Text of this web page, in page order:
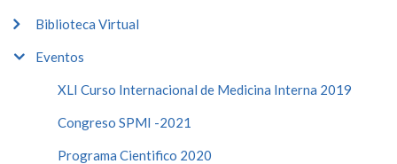
Biblioteca Virtual
Eventos
XLI Curso Internacional de Medicina Interna 2019
Congreso SPMI -2021
Programa Cientifico 2020